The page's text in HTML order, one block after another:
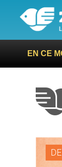
EN CE